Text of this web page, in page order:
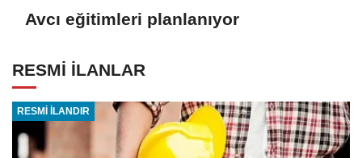
Avcı eğitimleri planlanıyor
RESMİ İLANLAR
RESMİ İLANDIR